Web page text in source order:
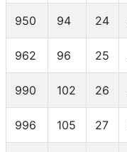
950 94 24
962 96 25
990 102 26
996 105 27